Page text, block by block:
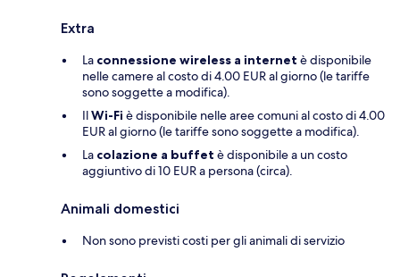
Extra
La connessione wireless a internet è disponibile
nelle camere al costo di 4.00 EUR al giorno (le tariffe
sono soggette a modifica).
IlWi-Fi è disponibile nelle aree comuni al costo di 4.00
EUR al giorno (le tariffe sono soggette a modifica).
La colazione a buffet è disponibile a un costo
aggiuntivo di 10 EUR a persona (circa).
Animali domestici
Non sono previsti costi per gli animali di servizio